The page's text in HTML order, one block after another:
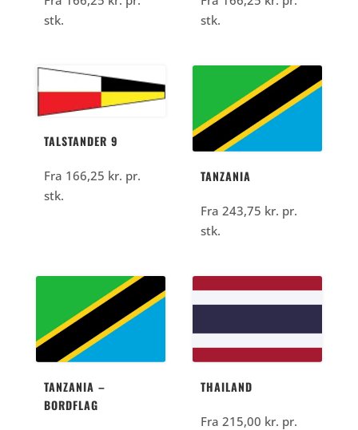
stk.
stk.
TALSTANDER 9
Fra 166,25 kr. pr.
stk.
TANZANIA
Fra 243,75 kr. pr.
stk.
TANZANIA –
BORDFLAG
THAILAND
Fra 215,00 kr. pr.